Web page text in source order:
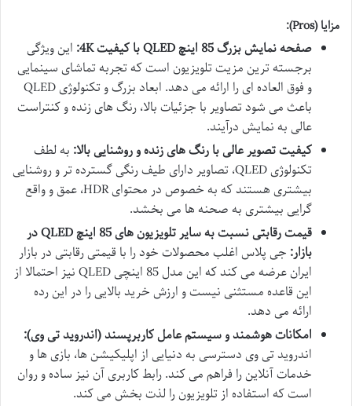
مزایا (Pros):
صفحه نمایش بزرگ 85 اینچ QLED با کیفیت 4K:
این ویژگی
برجسته ترین مزیت تلویزیون است که تجربه تماشای سینمایی
و فوق العاده ای را ارائه می دهد. ابعاد بزرگ و تکنولوژی QLED
باعث می شود تصاویر با جزئیات بالا، رنگ های زنده و کنتراست
عالی به نمایش درآیند.
کیفیت تصویر عالی با رنگ های زنده و روشنایی بالا: به لطف
تکنولوژی QLED، تصاویر دارای طیف رنگی گسترده تر و روشنایی
بیشتری هستند که به خصوص در محتوای HDR، عمق و واقع
گرایی بیشتری به صحنه ها می بخشد.
قیمت رقابتی نسبت به سایر تلویزیون های 85 اینچ QLED در
بازار: جی پلاس اغلب محصولات خود را با قیمتی رقابتی در بازار
ایران عرضه می کند که این مدل 85 اینچی QLED نیز احتمالا از
این قاعده مستثنی نیست و ارزش خرید بالایی را در این رده
ارائه می دهد.
امکانات هوشمند و سیستم عامل کاربرپسند (اندروید تی وی):
اندروید تی وی دسترسی به دنیایی از اپلیکیشن ها، بازی ها و
خدمات آنلاین را فراهم می کند. رابط کاربری آن نیز ساده و روان
است که استفاده از تلویزیون را لذت بخش می کند.